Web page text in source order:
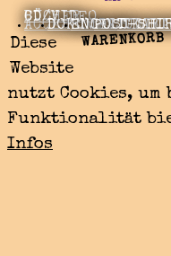
ACCESSOIRES
BÜCHER
CD/VIDEO
DOKUMENTE
ENGELT-
WARENKORB
Diese
Website
nutzt Cookies, um
Funktionalität
Infos